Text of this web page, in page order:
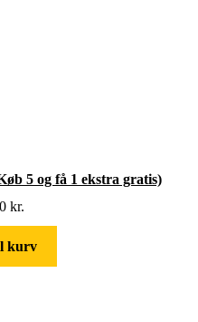
5 og få 1 ekstra gratis)
kr.
kurv